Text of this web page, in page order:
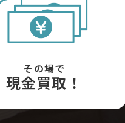
その場で
現金買取！